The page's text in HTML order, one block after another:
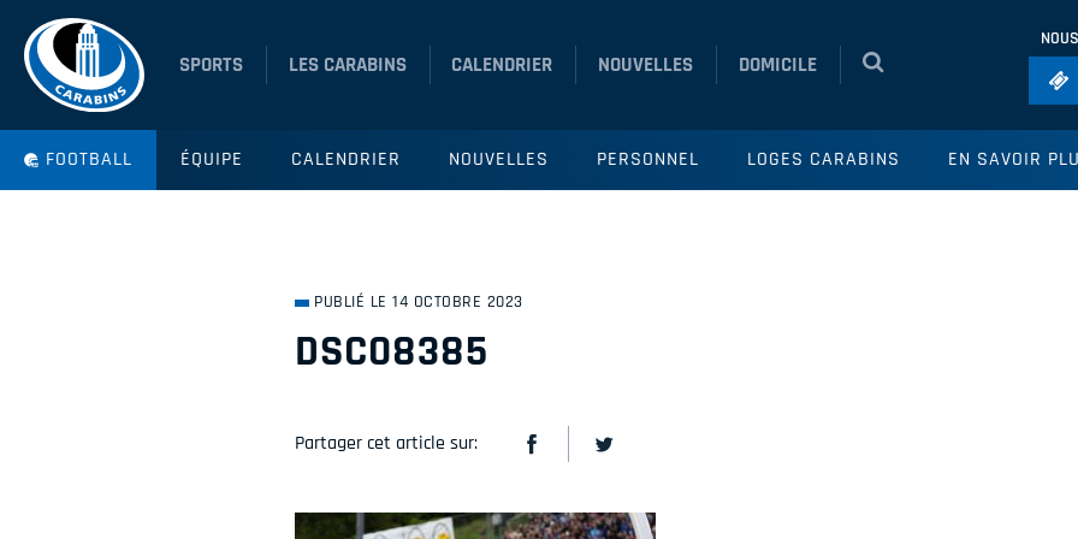
SPORTS LES CARABINS CALENDRIER NOUVELLES DOMICILE
FOOTBALL ÉQUIPE CALENDRIER NOUVELLES PERSONNEL LOGES CARABINS EN SAVOIR
PUBLIÉ LE 14 OCTOBRE 2023
DSC08385
Partager cet article sur: